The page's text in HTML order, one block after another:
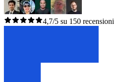
4,7/5 su 150 recensioni